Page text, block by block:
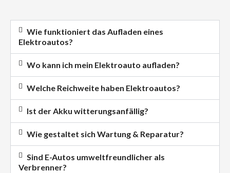
Wie funktioniert das Aufladen eines
Elektroautos?
Wo kann ich mein Elektroauto aufladen?
Welche Reichweite haben Elektroautos?
Ist der Akku witterungsanfällig?
Wie gestaltet sich Wartung & Reparatur?
Sind E-Autos umweltfreundlicher als
Verbrenner?